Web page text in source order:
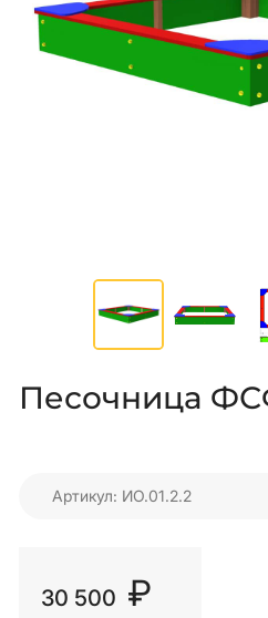
Песочница
Артикул: ИО.01.2.2
30 500 ₽